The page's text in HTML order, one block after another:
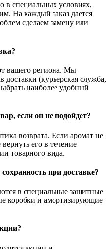
специальных условиях,
На каждый заказ дается
сделаем замену или
вашего региона. Мы
доставки (курьерская служба,
наиболее удобный
если он не подойдет?
возврата. Если аромат не
его в течение
товарного вида.
при доставке?
в специальные защитные
коробки и амортизирующие